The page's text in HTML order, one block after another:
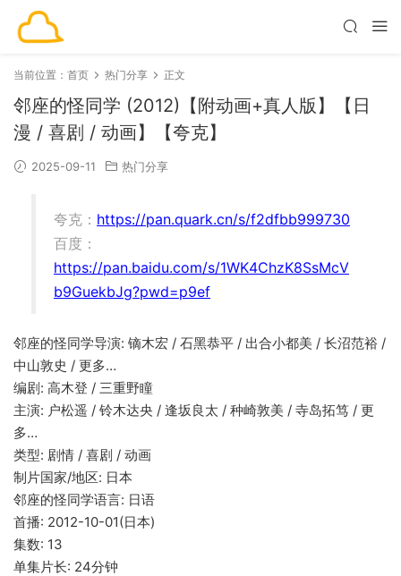
当前位置： 首页 热门分享 正文
邻座的怪同学 (2012)【附动画+真人版】【日
漫 / 喜剧 / 动画】【夸克】
2025-09-11 热门分享
夸克： https://pan.quark.cn/s/f2dfbb999730
百度：
https://pan.baidu.com/s/1WK4ChzK8SsMcV
b9GuekbJg?pwd=p9ef
邻座的怪同学导演: 镝木宏 / 石黑恭平 / 出合小都美 / 长沼范裕 /
中山敦史 / 更多…
编剧: 高木登 / 三重野瞳
主演: 户松遥 / 铃木达央 / 逢坂良太 / 种崎敦美 / 寺岛拓笃 / 更
多…
类型: 剧情 / 喜剧 / 动画
制片国家/地区: 日本
邻座的怪同学语言: 日语
首播: 2012-10-01(日本)
集数: 13
单集片长: 24分钟